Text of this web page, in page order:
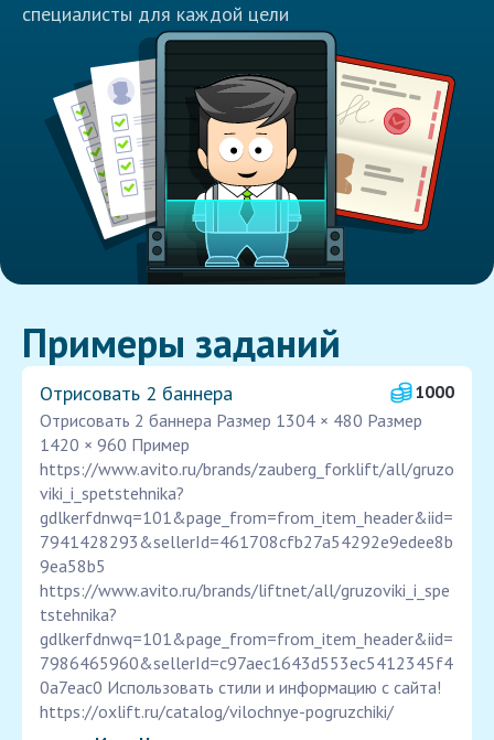
специалисты для каждой цели
Примеры заданий
Отрисовать 2 баннера
1000
Отрисовать 2 баннера Размер 1304 × 480 Размер
1420 × 960 Пример
https://www.avito.ru/brands/zauberg_forklift/all/gruzo
viki_i_spetstehnika?
gdlkerfdnwq=101&page_from=from_item_header&iid=
7941428293&sellerId=461708cfb27a54292e9edee8b
9ea58b5
https://www.avito.ru/brands/liftnet/all/gruzoviki_i_spe
tstehnika?
gdlkerfdnwq=101&page_from=from_item_header&iid=
7986465960&sellerId=c97aec1643d553ec5412345f4
0a7eac0 Использовать стили и информацию с сайта!
https://oxlift.ru/catalog/vilochnye-pogruzchiki/